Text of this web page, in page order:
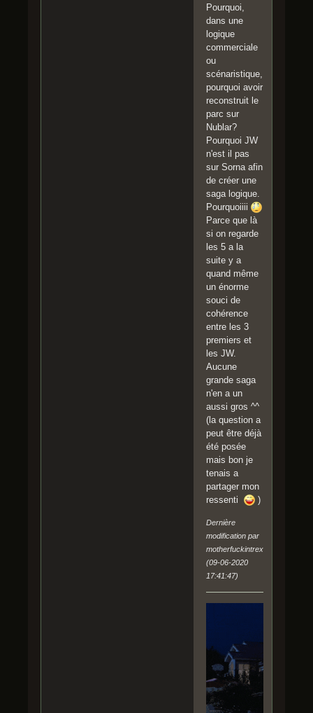
Pourquoi,
dans une
logique
commerciale
ou
scénaristique,
pourquoi avoir
reconstruit le
parc sur
Nublar?
Pourquoi JW
n'est il pas
sur Sorna afin
de créer une
saga logique.
Pourquoiiii
Parce que là
si on regarde
les 5 a la
suite y a
quand même
un énorme
souci de
cohérence
entre les 3
premiers et
les JW.
Aucune
grande saga
n'en a un
aussi gros ^^
(la question a
peut être déjà
été posée
mais bon je
tenais a
partager mon
ressenti
)
Dernière
modification par
motherfuckintrex
(09-06-2020
17:41:47)